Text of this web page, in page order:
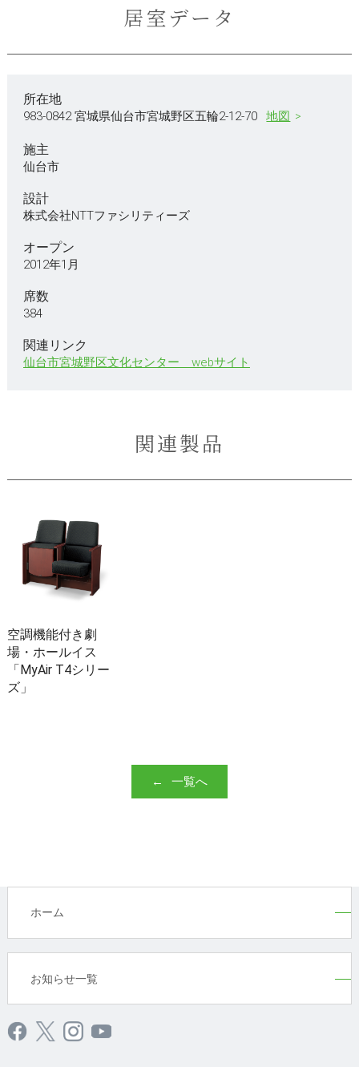
居室データ
所在地
983-0842 宮城県仙台市宮城野区五輪2-12-70 地図
施主
仙台市
設計
株式会社NTTファシリティーズ
オープン
2012年1月
席数
384
関連リンク
仙台市宮城野区文化センター webサイト
関連製品
空調機能付き劇
場・ホールイス
「MyAir T4シリー
ズ」
一覧へ
ホーム
お知らせ一覧